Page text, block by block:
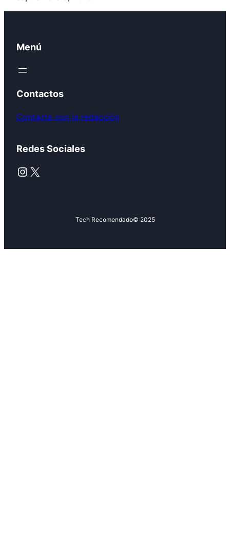
Menú
Contactos
Contacta con la redacción
Redes Sociales
Instagram X
Tech Recomendado© 2025